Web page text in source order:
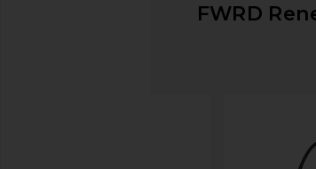
FWRD